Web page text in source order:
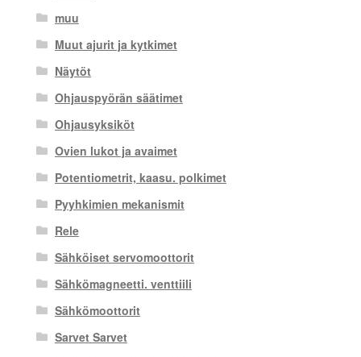
muu
Muut ajurit ja kytkimet
Näytöt
Ohjauspyörän säätimet
Ohjausyksiköt
Ovien lukot ja avaimet
Potentiometrit, kaasu. polkimet
Pyyhkimien mekanismit
Rele
Sähköiset servomoottorit
Sähkömagneetti. venttiili
Sähkömoottorit
Sarvet Sarvet